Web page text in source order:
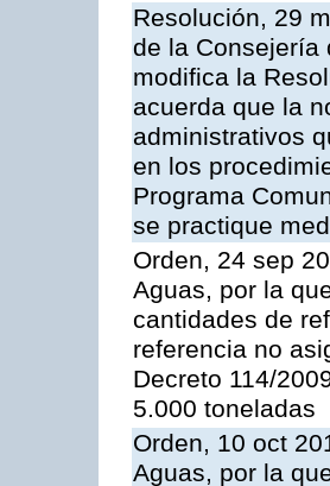
Resolución, 29
de la Consejería
modifica la
acuerda que la
administrativos
en los
Programa
se practique
Orden, 24 sep
Aguas, por la
cantidades de
referencia no
Decreto 114/
5.000 toneladas
Orden, 10 oct
Aguas, por la